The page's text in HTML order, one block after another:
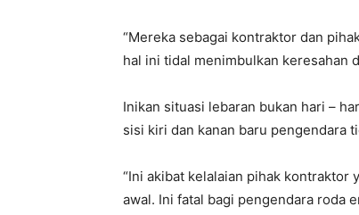
“Mereka sebagai kontraktor dan
hal ini tidal menimbulkan keresahan
Inikan situasi lebaran bukan hari –
sisi kiri dan kanan baru pengendara
“Ini akibat kelalaian pihak
awal. Ini fatal bagi pengendara roda